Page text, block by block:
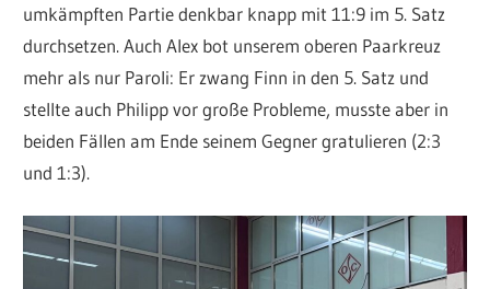
umkämpften Partie denkbar knapp mit 11:9 im 5. Satz
durchsetzen. Auch Alex bot unserem oberen Paarkreuz
mehr als nur Paroli: Er zwang Finn in den 5. Satz und
stellte auch Philipp vor große Probleme, musste aber in
beiden Fällen am Ende seinem Gegner gratulieren (2:3
und 1:3).